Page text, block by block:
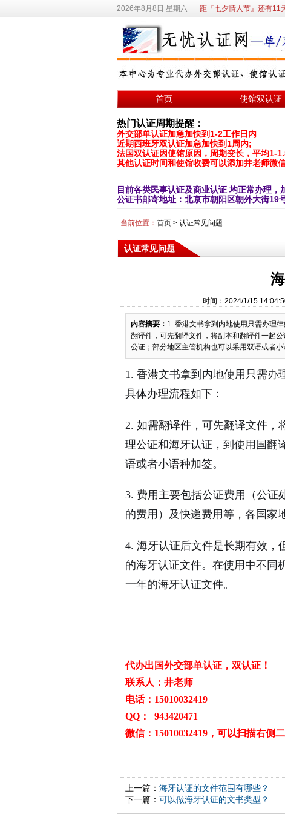
2026年8月8日 星期六 距『七夕情人节』还有11
首页 使馆双认证
热门认证周期提醒：
外交部单认证加急加快到1-2工作日内
近期西班牙双认证加急加快到1周内;
法国双认证因使馆原因，周期变长，平均1-
其他认证时间和使馆收费可以添加井老师微信
目前各类民事认证及商业认证 均正常办理，
公证书邮寄地址：北京市朝阳区朝外大街19
当前位置： 首页> 认证常见问题
认证常见问题
时间：2024/1/15
内容摘要： 1. 香港文书拿到内地使用只需办理
翻译件，可先翻译文件，将副本和翻译件一起
公证；部分地区主管机构也可以采用双语或者小
1. 香港文书拿到内地使用只需办
具体办理流程如下：
2. 如需翻译件，可先翻译文件，
理公证和海牙认证，到使用国翻
语或者小语种加签。
3. 费用主要包括公证费用（公证
的费用）及快递费用等，各国家
4. 海牙认证后文件是长期有效，
的海牙认证文件。在使用中不同
一年的海牙认证文件。
代办出国外交部单认证，双认证！
联系人：井老师
电话：15010032419
QQ： 943420471
微信：15010032419，可以扫描右侧
上一篇： 海牙认证的文件范围有哪些？
下一篇： 可以做海牙认证的文书类型？